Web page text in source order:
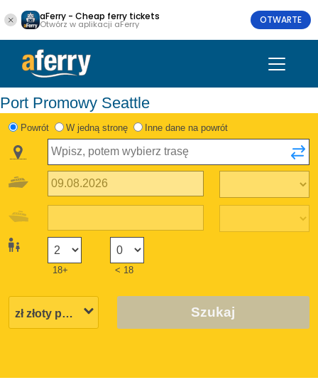
aFerry - Cheap ferry tickets
Otwórz w aplikacji aFerry OTWARTE
Port Promowy Seattle
Powrót W jedną stronę Inne dane na powrót
18+ < 18
Szukaj